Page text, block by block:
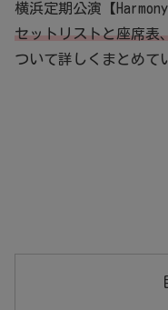
横浜定期公演【
セットリストと座席表
ついて詳しくまとめて